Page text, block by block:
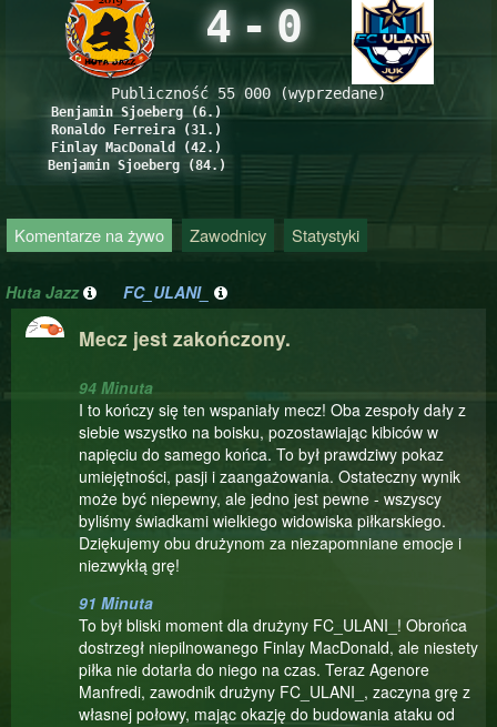
4 -0
Publiczność 55 000 (wyprzedane)
Benjamin Sjoeberg (6.)
Ronaldo Ferreira (31.)
Finlay MacDonald (42.)
Benjamin Sjoeberg (84.)
Komentarze na żywo Zawodnicy Statystyki
Huta Jazz FC_ULANI_
Mecz jest zakończony.
94 Minuta
I to kończy się ten wspaniały mecz! Oba zespoły dały z
siebie wszystko na boisku, pozostawiając kibiców w
napięciu do samego końca. To był prawdziwy pokaz
umiejętności, pasji i zaangażowania. Ostateczny wynik
może być niepewny, ale jedno jest pewne - wszyscy
byliśmy świadkami wielkiego widowiska piłkarskiego.
Dziękujemy obu drużynom za niezapomniane emocje i
niezwykłą grę!
91 Minuta
To był bliski moment dla drużyny FC_ULANI_! Obrońca
dostrzegł niepilnowanego Finlay MacDonald, ale niestety
piłka nie dotarła do niego na czas. Teraz Agenore
Manfredi, zawodnik drużyny FC_ULANI_, zaczyna grę z
własnej połowy, mając okazję do budowania ataku od